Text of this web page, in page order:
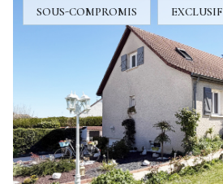
SOUS-COMPROMIS EXCLUSIF